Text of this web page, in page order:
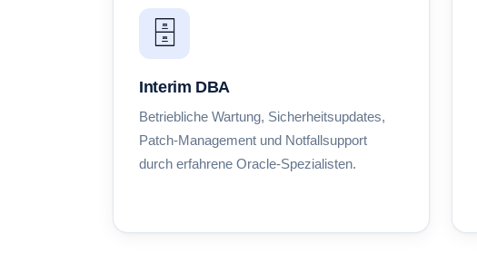
🗄️
Interim DBA
Betriebliche Wartung, Sicherheitsupdates,
Patch-Management und Notfallsupport
durch erfahrene Oracle-Spezialisten.